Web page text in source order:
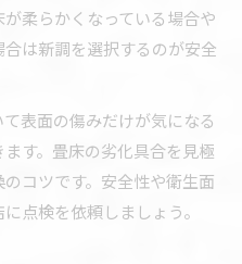
柔らかくなっている場合や
は新調を選択するのが安全
表面の傷みだけが気になる
す。畳床の劣化具合を見極
コツです。安全性や衛生面
点検を依頼しましょう。